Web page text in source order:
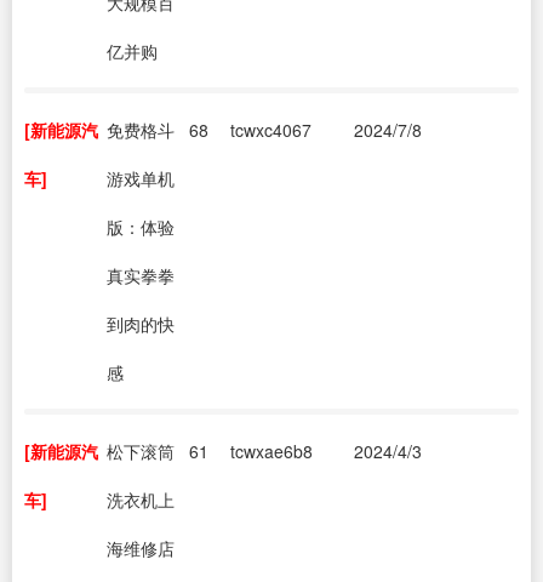
亿并购
[新能源汽
车]
免费格斗
游戏单机
版：体验
真实拳拳
到肉的快
感
68 tcwxc4067 2024/7/8
[新能源汽
车]
松下滚筒
洗衣机上
海维修店
61 tcwxae6b8 2024/4/3